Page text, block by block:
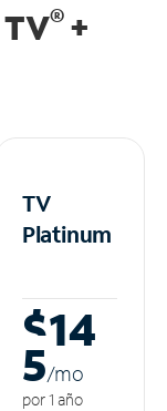
®+
TV
Platinum
$14
5/mo
por 1 año